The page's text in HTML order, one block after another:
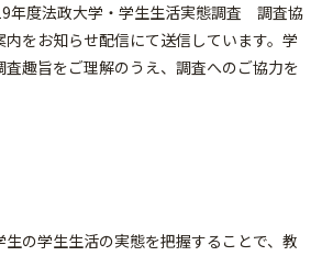
年度法政大学・学生生活実態調査 調査協
をお知らせ配信にて送信しています。学
査趣旨をご理解のうえ、調査へのご協力を
生の学生生活の実態を把握することで、教